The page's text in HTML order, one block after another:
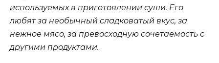
используемых в приготовлении суши. Его
любят за необычный сладковатый вкус, за
нежное мясо, за превосходную сочетаемость с
другими продуктами.